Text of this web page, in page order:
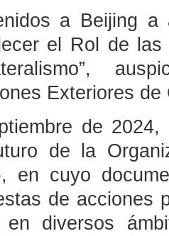
a Beijing a
el Rol de
Exteriores de
de
de la
en cuyo
de acciones
en diversos